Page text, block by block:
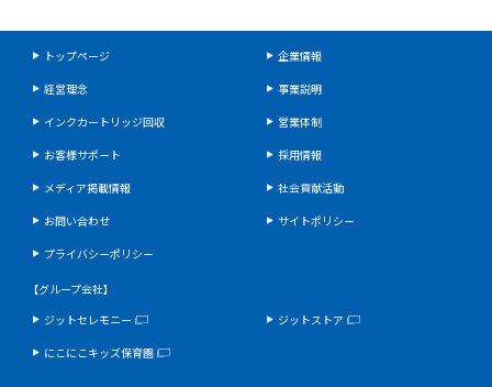
トップページ
企業情報
経営理念
事業説明
インクカートリッジ回収
営業体制
お客様サポート
採用情報
メディア掲載情報
社会貢献活動
お問い合わせ
サイトポリシー
プライバシーポリシー
【グループ会社】
ジットセレモニー
ジットストア
にこにこキッズ保育園